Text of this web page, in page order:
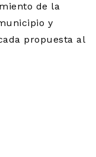
de la
y
propuesta al